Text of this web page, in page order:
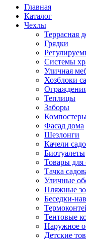
Главная
Каталог
Чехлы
Террасная
Грядки
Системы
Уличная
Хозблоки
Теплицы
Заборы
Фасад дома
Шезлонги
Качели
Биотуалеты
Товары для
Тачка
Уличные
Пляжные
Беседки-
Тентовые
Наружное
Детские